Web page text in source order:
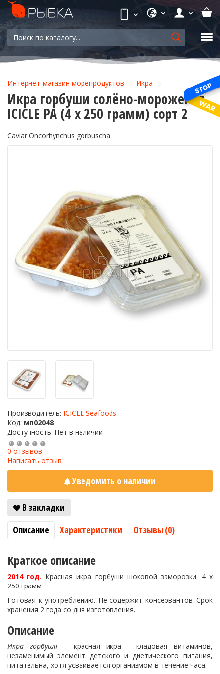
Интернет-магазин морепродуктов Икра
Икра горбуши солёно-мороженая
ICICLE PA (4 х 250 грамм) сорт 2
Caviar Oncorhynchus gorbuscha
Производитель: ICICLE Seafoods
Код: мп02048
Доступность: Нет в наличии
0 отзывов
Написать отзыв
Уведомить о наличии
В закладки
Описание
Характеристики Отзывы (0)
Краткое описание
2014 год. Красная икра горбуши шоковой заморозки. 4 х
250 грамм
Готовая к употреблению. Не содержит консервантов. Срок
хранения 2 года со дня изготовления.
Описание
Икра горбуши– красная икра - кладовая витаминов,
незаменимый элемент детского и диетического питания,
питательна, хотя усваивается организмом в течение часа.